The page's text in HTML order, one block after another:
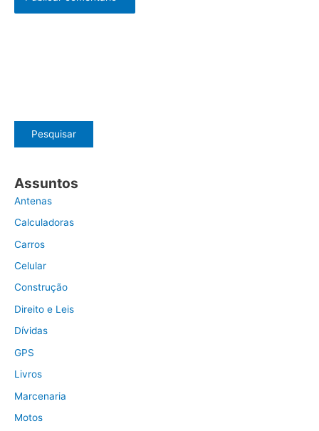
Pesquisar
Assuntos
Antenas
Calculadoras
Carros
Celular
Construção
Direito e Leis
Dívidas
GPS
Livros
Marcenaria
Motos